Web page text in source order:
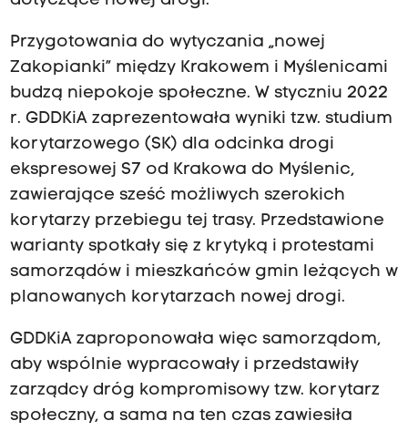
Przygotowania do wytyczania „nowej
Zakopianki” między Krakowem i Myślenicami
budzą niepokoje społeczne. W styczniu 2022
r. GDDKiA zaprezentowała wyniki tzw. studium
korytarzowego (SK) dla odcinka drogi
ekspresowej S7 od Krakowa do Myślenic,
zawierające sześć możliwych szerokich
korytarzy przebiegu tej trasy. Przedstawione
warianty spotkały się z krytyką i protestami
samorządów i mieszkańców gmin leżących w
planowanych korytarzach nowej drogi.
GDDKiA zaproponowała więc samorządom,
aby wspólnie wypracowały i przedstawiły
zarządcy dróg kompromisowy tzw. korytarz
społeczny, a sama na ten czas zawiesiła